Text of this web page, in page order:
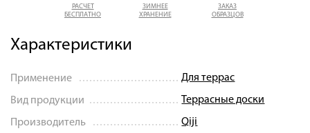
РАСЧЕТ
БЕСПЛАТНО
ЗИМНЕЕ
ХРАНЕНИЕ
ЗАКАЗ
ОБРАЗЦОВ
Характеристики
Применение Для террас
Вид продукции Террасные доски
Производитель Qiji